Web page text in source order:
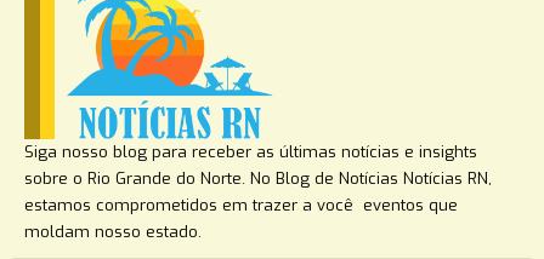
Siga nosso blog para receber as últimas notícias e insights
sobre o Rio Grande do Norte. No Blog de Notícias Notícias RN,
estamos comprometidos em trazer a você eventos que
moldam nosso estado.